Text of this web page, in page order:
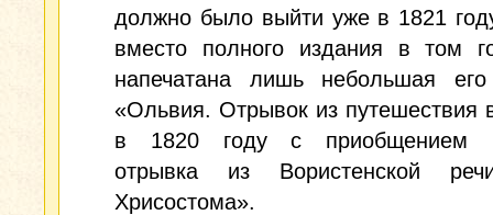
должно было выйти уже в 1821
вместо полного издания в том
напечатана лишь небольшая
«Ольвия. Отрывок из путешествия
в 1820 году с приобщением
отрывка из Вористенской
Хрисостома».